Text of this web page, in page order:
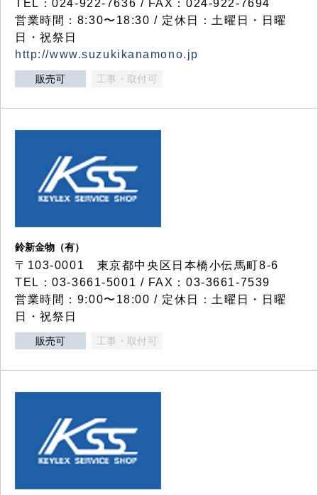
TEL：024-922-7636 / FAX：024-922-7694
営業時間：8:30〜18:30 / 定休日：土曜日・日曜
日・祝祭日
http://www.suzukikanamono.jp
販売可 工事・取付可
鈴新金物（有）
〒103-0001 東京都中央区日本橋小伝馬町8-6
TEL：03-3661-5001 / FAX：03-3661-7539
営業時間：9:00〜18:00 / 定休日：土曜日・日曜
日・祝祭日
販売可 工事・取付可